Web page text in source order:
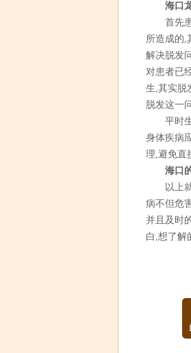
海口
首先患
所造成的,
解决脱发
对患者已
生,其实脱
脱发这一
平时生
身体疾病
理,避免直
海口
以上就
病不但危
并且及时
白,想了解